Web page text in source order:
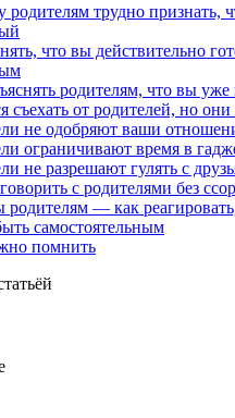
родителям трудно признать,
что вы действительно
родителям, что вы уже
съехать от родителей, но
не одобряют ваши
ограничивают время в
не разрешают гулять с
с родителями без ссор
родителям — как
самостоятельным
помнить